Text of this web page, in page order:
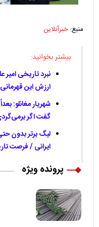
منبع: خبرآنلاین
بیشتر بخوانید:
ارزش این
شهریار مغانلو:
گفت اگر
ایرانی / فرصت
پرونده ویژه